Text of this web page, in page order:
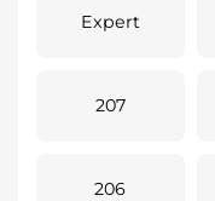
Expert
207
206